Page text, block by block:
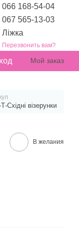
066 168-54-04
067 565-13-03
Ліжка
Перезвонить вам?
Мой заказ
Східні візерунки
В желания